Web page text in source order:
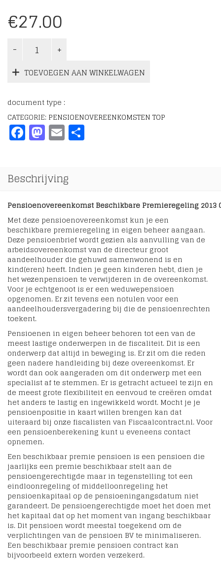
€27.00
TOEVOEGEN AAN WINKELWAGEN
document type :
CATEGORIE: PENSIOENOVEREENKOMSTEN TOP
Facebook
Mastodon
Email
Beschrijving
Pensioenovereenkomst Beschikbare Premieregeling 2013
Met deze pensioenovereenkomst kun je een
beschikbare premieregeling in eigen beheer aangaan.
Deze pensioenbrief wordt gezien als aanvulling van de
arbeidsovereenkomst van de directeur groot
aandeelhouder die gehuwd samenwonend is en
kind(eren) heeft. Indien je geen kinderen hebt, dien je
het wezenpensioen te verwijderen in de overeenkomst.
Voor je echtgenoot is er een weduwepensioen
opgenomen. Er zit tevens een notulen voor een
aandeelhoudersvergadering bij die de pensioenrechten
toekent.
Pensioenen in eigen beheer behoren tot een van de
meest lastige onderwerpen in de fiscaliteit. Dit is een
onderwerp dat altijd in beweging is. Er zit om die reden
geen nadere handleiding bij deze overeenkomst. Er
wordt dan ook aangeraden om dit onderwerp met een
specialist af te stemmen. Er is getracht actueel te zijn en
de meest grote flexibiliteit en eenvoud te creëren omdat
het anders te lastig en ingewikkeld wordt. Mocht je je
pensioenpositie in kaart willen brengen kan dat
uiteraard bij onze fiscalisten van Fiscaalcontract.nl. Voor
een pensioenberekening kunt u eveneens contact
opnemen.
Een beschikbaar premie pensioen is een pensioen die
jaarlijks een premie beschikbaar stelt aan de
pensioengerechtigde maar in tegenstelling tot een
eindloonregeling of middelloonregeling het
pensioenkapitaal op de pensioeningangsdatum niet
garandeert. De pensioengerechtigde moet het doen met
het kapitaal dat op het moment van ingang beschikbaar
is. Dit pensioen wordt meestal toegekend om de
verplichtingen van de pensioen BV te minimaliseren.
Een beschikbaar premie pensioen contract kan
bijvoorbeeld extern worden verzekerd.